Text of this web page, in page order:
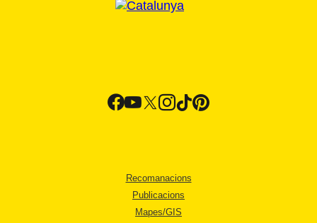
Recomanacions
Publicacions
Mapes/GIS